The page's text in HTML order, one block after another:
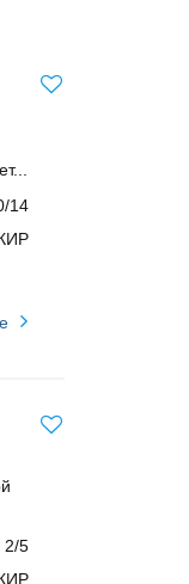
14
2/5